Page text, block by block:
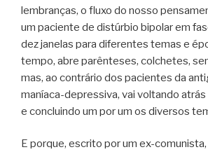
lembranças, o fluxo do nosso
um paciente de distúrbio bipolar em
dez janelas para diferentes temas e
tempo, abre parênteses, colchetes,
mas, ao contrário dos pacientes da
maníaca-depressiva, vai voltando
e concluindo um por um os diversos
E porque, escrito por um ex-